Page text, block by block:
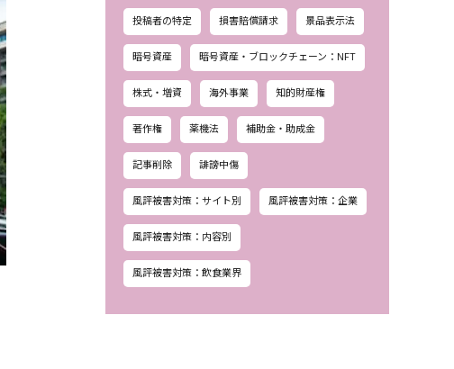
投稿者の特定 損害賠償請求 景品表示法
暗号資産 暗号資産・ブロックチェーン：NFT
株式・増資 海外事業 知的財産権
著作権 薬機法 補助金・助成金
記事削除 誹謗中傷
風評被害対策：サイト別 風評被害対策：企業
風評被害対策：内容別
風評被害対策：飲食業界